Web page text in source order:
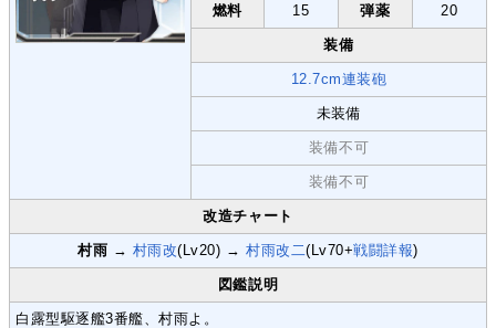
燃料 15 弾薬 20
装備
12.7cm連装砲
未装備
装備不可
装備不可
改造チャート
村雨 → 村雨改(Lv20) → 村雨改二(Lv70+戦闘詳報)
図鑑説明
白露型駆逐艦3番艦、村雨よ。